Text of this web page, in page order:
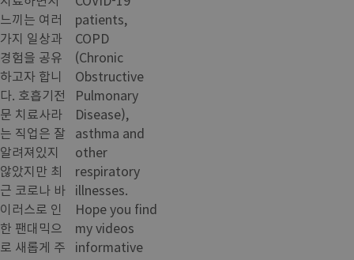
느끼는 여러
가지 일상과
경험을 공유
하고자 합니
다. 호흡기전
문 치료사라
는 직업은 잘
알려져있지
않았지만 최
근 코로나 바
이러스로 인
한 팬대믹으
로 새롭게 주
patients,
COPD
(Chronic
Obstructive
Pulmonary
Disease),
asthma and
other
respiratory
illnesses.
Hope you find
my videos
informative